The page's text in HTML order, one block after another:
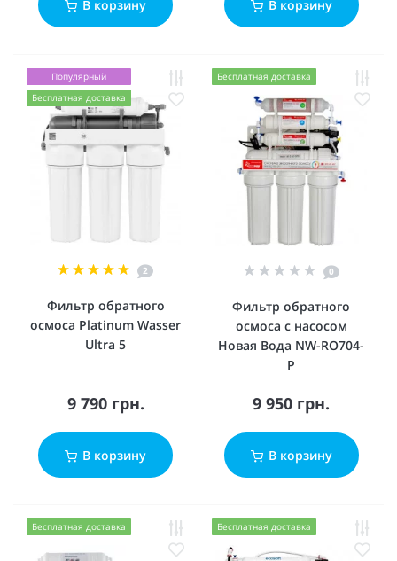
В корзину В корзину
Популярный
Бесплатная доставка
2
Фильтр обратного
осмоса Platinum Wasser
Ultra 5
9 790 грн.
В корзину
Бесплатная доставка
0
Фильтр обратного
осмоса с насосом
Новая Вода NW-RO704-
P
9 950 грн.
В корзину
Бесплатная доставка Бесплатная доставка